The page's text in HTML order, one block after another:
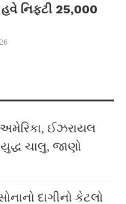
નિફ્ટી 25,000
અમેરિકા, ઈઝરાયલ
ચાલુ, જાણો
દાગીનો કેટલો